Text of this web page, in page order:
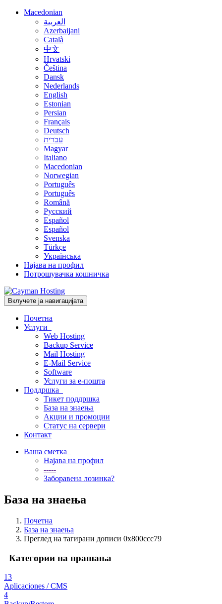
Macedonian
العربية
Azerbaijani
Català
中文
Hrvatski
Čeština
Dansk
Nederlands
English
Estonian
Persian
Français
Deutsch
עברית
Magyar
Italiano
Macedonian
Norwegian
Português
Português
Română
Русский
Español
Español
Svenska
Türkçe
Українська
Најава на профил
Потрошувачка кошничка
Вклучете ја навигацијата
Почетна
Услуги
Web Hosting
Backup Service
Mail Hosting
E-Mail Service
Software
Услуги за е-пошта
Поддршка
Тикет поддршка
База на знаења
Акции и промоции
Статус на сервери
Контакт
Ваша сметка
Најава на профил
-----
Заборавена лозинка?
База на знаења
Почетна
База на знаења
Преглед на тагирани дописи 0x800ccc79
Категории на прашања
13
Aplicaciones / CMS
4